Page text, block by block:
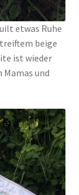
etwas Ruhe
beige
ist wieder
und